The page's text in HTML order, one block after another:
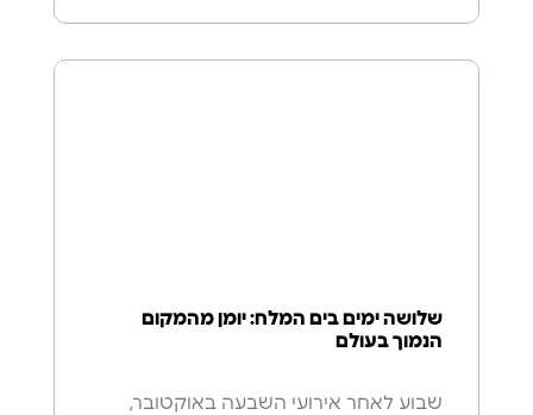
שלושה ימים בים המלח: יומן מהמקום
הנמוך בעולם
שבוע לאחר אירועי השבעה באוקטובר,